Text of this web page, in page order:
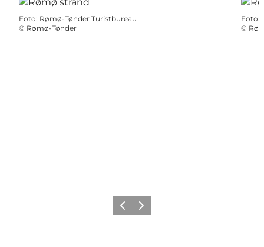
Foto: Rømø-Tønder Turistbureau
© Rømø-Tønder
Foto:
©
ForrigeNæste